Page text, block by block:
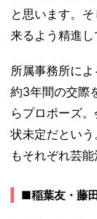
と思います。
来るよう精進し
所属事務所に
約3年間の交際
らプロポーズ
状未定だとい
もそれぞれ芸能
■稲葉友・藤